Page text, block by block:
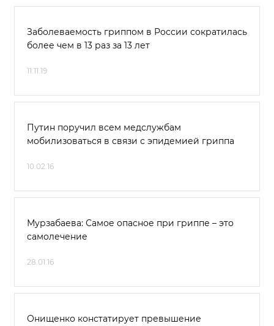
Заболеваемость гриппом в России сократилась
более чем в 13 раз за 13 лет
11.11.19
Путин поручил всем медслужбам
мобилизоваться в связи с эпидемией гриппа
10.02.16
Мурзабаева: Самое опасное при гриппе – это
самолечение
28.01.16
Онищенко констатирует превышение